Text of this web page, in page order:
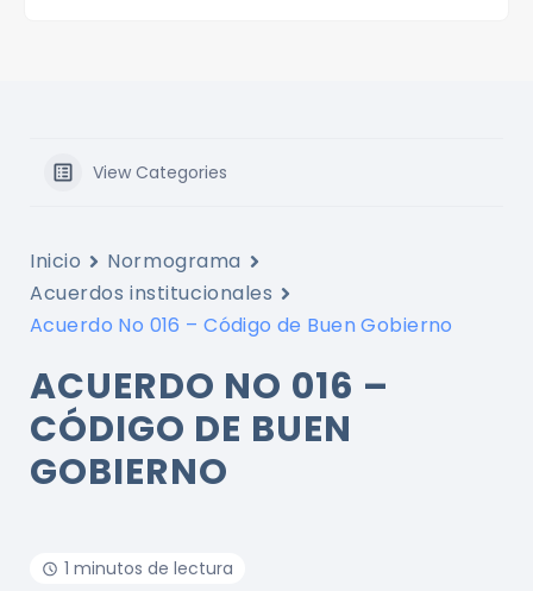
View Categories
Inicio
Normograma
Acuerdos institucionales
Acuerdo No 016 – Código de Buen Gobierno
ACUERDO NO 016 –
CÓDIGO DE BUEN
GOBIERNO
1 minutos de lectura